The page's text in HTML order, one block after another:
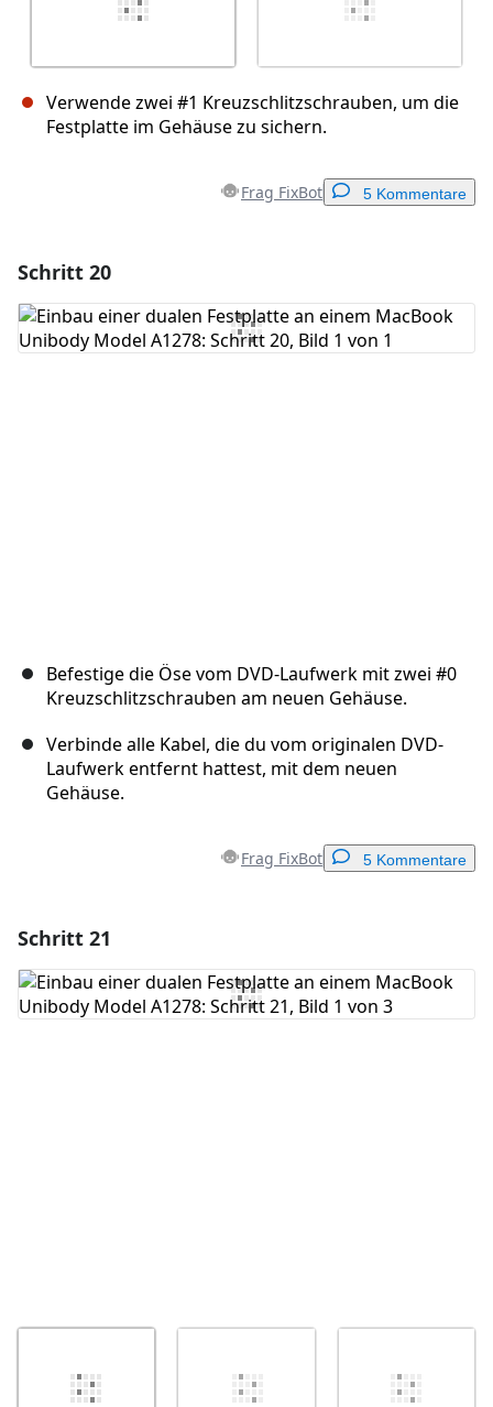
Verwende zwei #1 Kreuzschlitzschrauben, um die
Festplatte im Gehäuse zu sichern.
Frag FixBot 5 Kommentare
Kommentar hinzufügen
Schritt 20
Befestige die Öse vom DVD-Laufwerk mit zwei #0
Kreuzschlitzschrauben am neuen Gehäuse.
Verbinde alle Kabel, die du vom originalen DVD-
Laufwerk entfernt hattest, mit dem neuen
Gehäuse.
Frag FixBot 5 Kommentare
Kommentar hinzufügen
Schritt 21